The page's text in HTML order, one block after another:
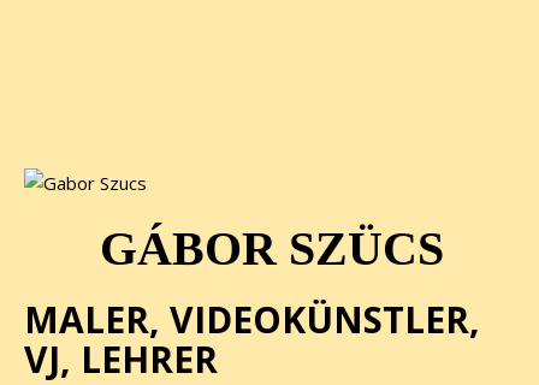
GÁBOR SZÜCS
MALER, VIDEOKÜNSTLER,
VJ, LEHRER